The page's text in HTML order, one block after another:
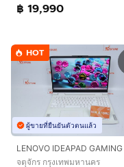
฿ 19,990
HOT
ผู้ขายที่ยืนยันตัวตนแล้ว
จตุจักร กรุงเทพมหานคร